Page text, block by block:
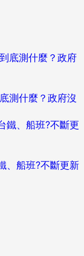
測什麼？政府沒
、船班?不斷更新